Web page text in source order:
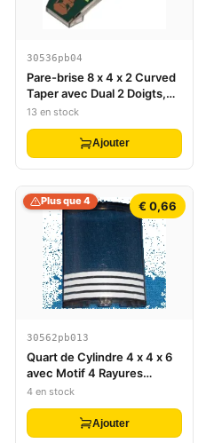
30536pb04
Pare-brise 8 x 4 x 2 Curved
Taper avec Dual 2 Doigts,
Motif Circuiterie Exo-Force
13 en stock
Ajouter
€ 0,66
Plus que 4
30562pb013
Quart de Cylindre 4 x 4 x 6
avec Motif 4 Rayures
Blanches (Autocollant) -
Set 4513
4 en stock
Ajouter